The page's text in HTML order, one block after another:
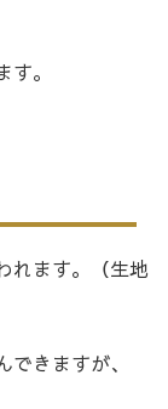
。
れます。（生地
きますが、